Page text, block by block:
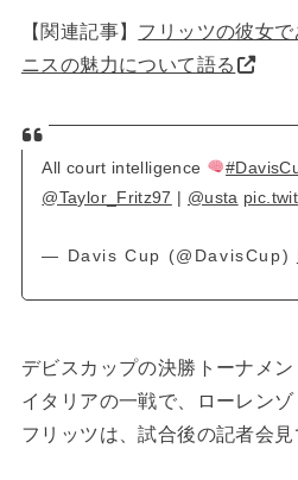
【関連記事】 フリッツの彼女
ニスの魅力について語る
All court intelligence
@Taylor_Fritz97 | @usta
— Davis Cup (@DavisCup)
デビスカップの決勝トーナメ
イタリアの一戦で、ローレン
フリッツは、試合後の記者会見